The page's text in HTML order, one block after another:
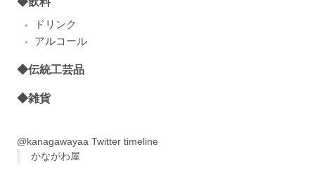
ドリンク
アルコール
◆伝統工芸品
◆雑貨
@kanagawayaa Twitter timeline
かながわ屋